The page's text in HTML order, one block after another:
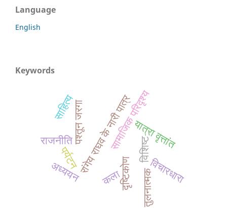
Language
English
Keywords
पश्तून जरगा
राजनीति
साहित्य
पर्यटन
कला
यात्रा वृत्तांत
रांगेय राघव के नारी पात्र
सामाजिक परिदृश्य
अध्ययन दृष्टिकोण
विशिष्ट
विचारधारा
तुलनात्मक